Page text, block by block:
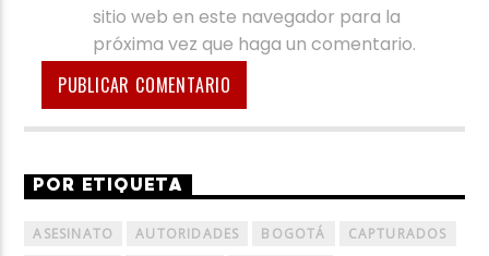
sitio web en este navegador para la
próxima vez que haga un comentario.
POR ETIQUETA
ASESINATO AUTORIDADES BOGOTÁ
CAPTURADOS